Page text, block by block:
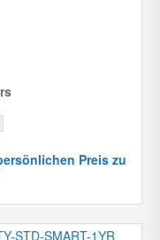
Preis zu
STD-SMART-1YR